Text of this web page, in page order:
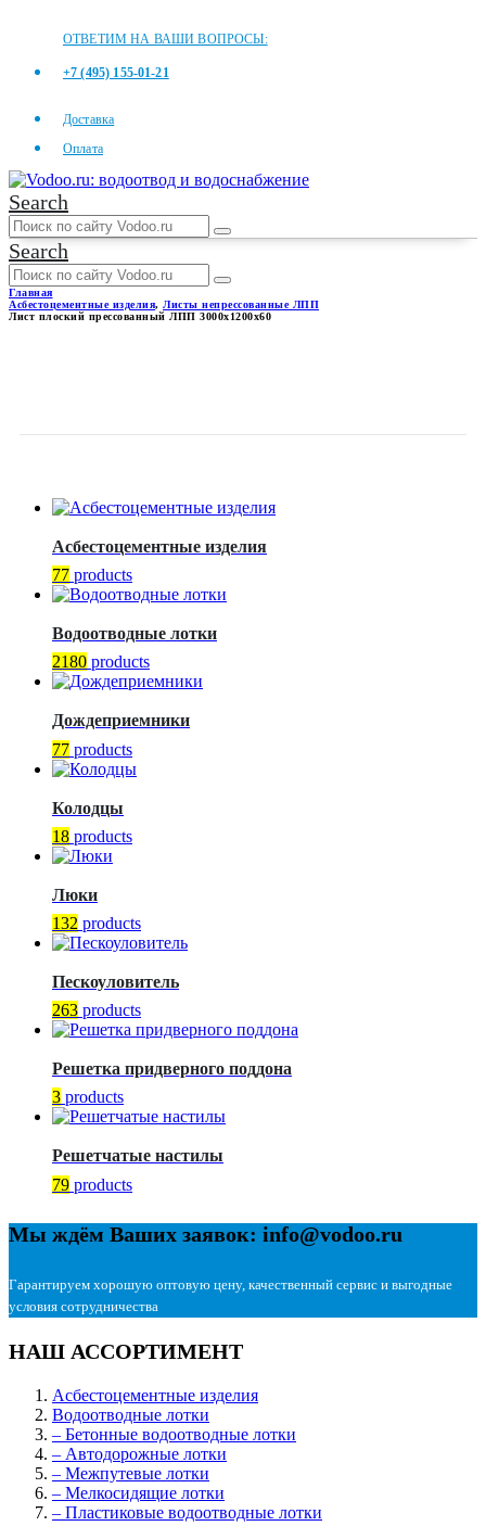
ОТВЕТИМ НА ВАШИ ВОПРОСЫ:
+7 (495) 155-01-21
Доставка
Оплата
Search
Search
Главная
Асбестоцементные изделия, Листы непрессованные ЛПП
Лист плоский прессованный ЛПП 3000x1200x60
Асбестоцементные изделия
77 products
Водоотводные лотки
2180 products
Дождеприемники
77 products
Колодцы
18 products
Люки
132 products
Пескоуловитель
263 products
Решетка придверного поддона
3 products
Решетчатые настилы
79 products
Мы ждём Ваших заявок: info@vodoo.ru
Гарантируем хорошую оптовую цену, качественный сервис и выгодные
условия сотрудничества
НАШ АССОРТИМЕНТ
Асбестоцементные изделия
Водоотводные лотки
– Бетонные водоотводные лотки
– Автодорожные лотки
– Межпутевые лотки
– Мелкосидящие лотки
– Пластиковые водоотводные лотки